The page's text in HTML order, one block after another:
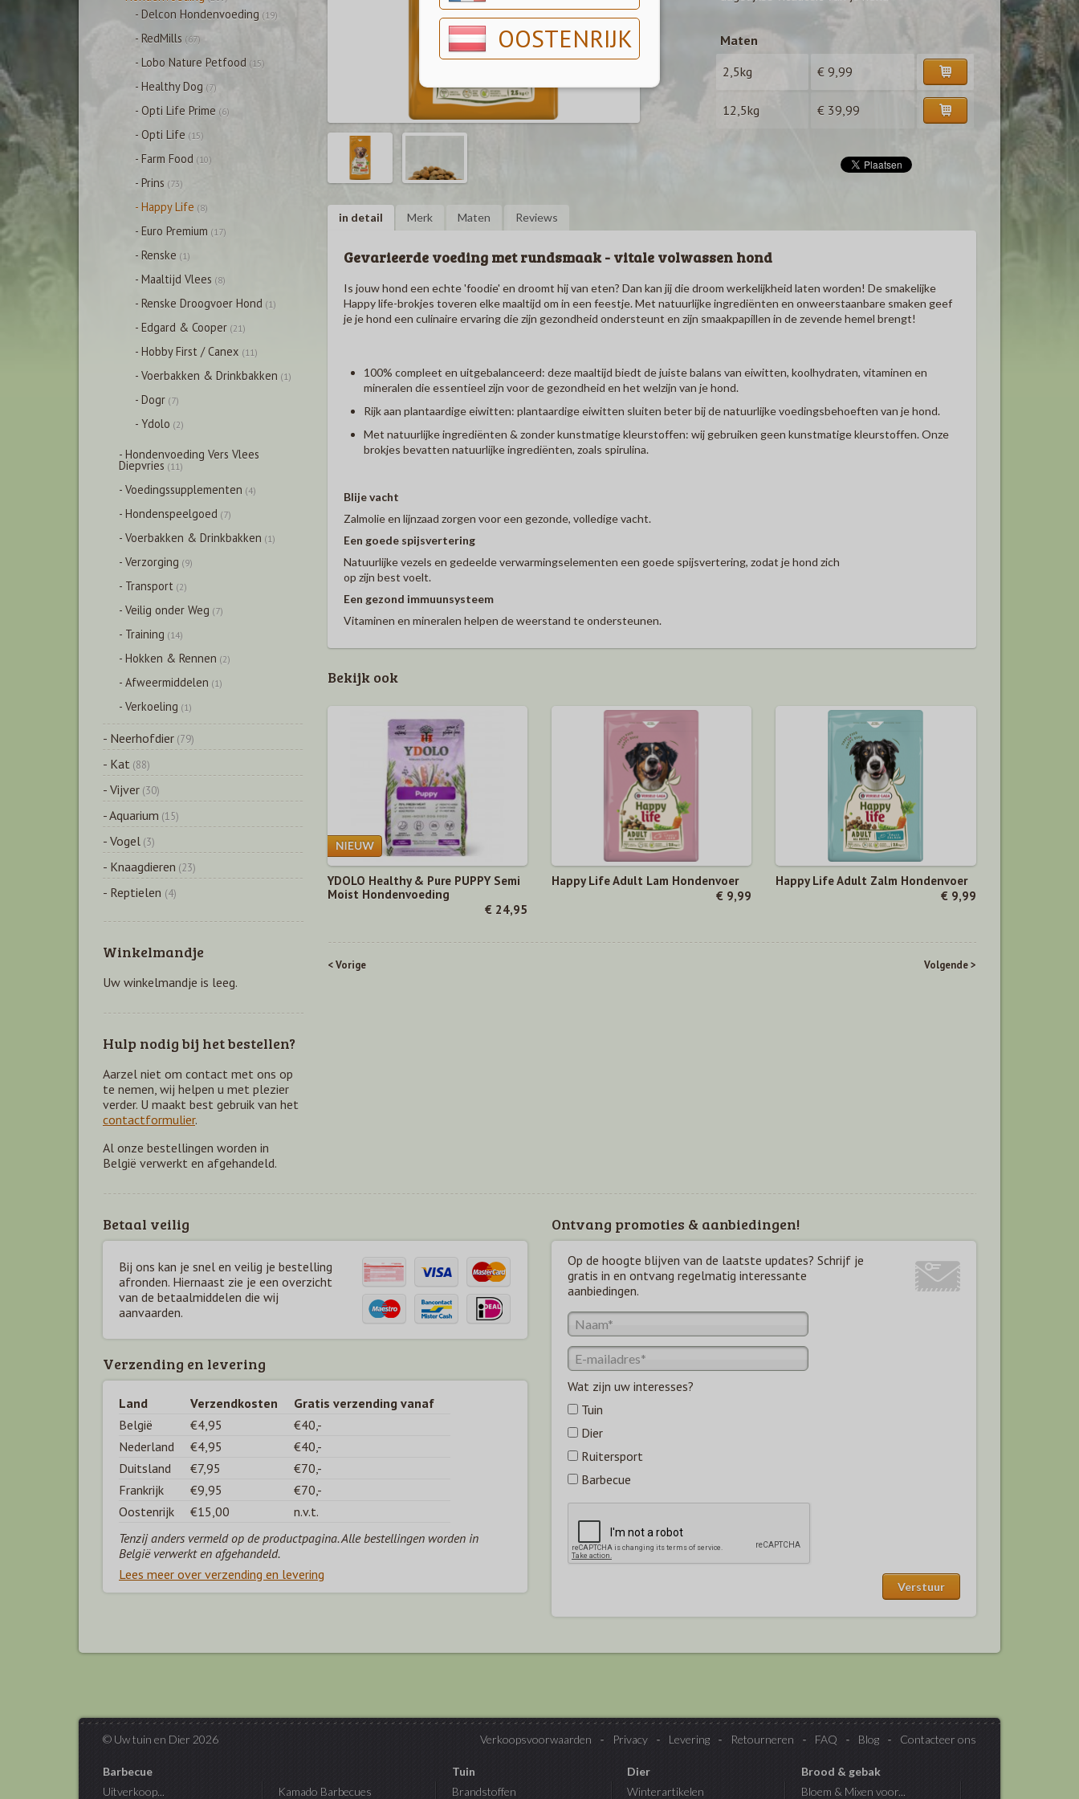
OOSTENRIJK
Maten
2,5kg
€ 9,99
12,5kg € 39,99
in detail Merk Maten Reviews
Gevarieerde voeding met rundsmaak - vitale volwassen hond
Is jouw hond een echte 'foodie' en droomt hij van eten? Dan kan jij die droom werkelijkheid laten worden! De smakelijke
Happy life-brokjes toveren elke maaltijd om in een feestje. Met natuurlijke ingrediënten en onweerstaanbare smaken geef
je je hond een culinaire ervaring die zijn gezondheid ondersteunt en zijn smaakpapillen in de zevende hemel brengt!
100% compleet en uitgebalanceerd: deze maaltijd biedt de juiste balans van eiwitten, koolhydraten, vitaminen en
mineralen die essentieel zijn voor de gezondheid en het welzijn van je hond.
Rijk aan plantaardige eiwitten: plantaardige eiwitten sluiten beter bij de natuurlijke voedingsbehoeften van je hond.
Met natuurlijke ingrediënten & zonder kunstmatige kleurstoffen: wij gebruiken geen kunstmatige kleurstoffen. Onze
brokjes bevatten natuurlijke ingrediënten, zoals spirulina.
Blije vacht
Zalmolie en lijnzaad zorgen voor een gezonde, volledige vacht.
Een goede spijsvertering
Natuurlijke vezels en gedeelde verwarmingselementen een goede spijsvertering, zodat je hond zich
op zijn best voelt.
Een gezond immuunsysteem
Vitaminen en mineralen helpen de weerstand te ondersteunen.
Bekijk ook
YDOLO Healthy & Pure PUPPY Semi
Moist Hondenvoeding
€ 24,95
Happy Life Adult Lam Hondenvoer
€ 9,99
Happy Life Adult Zalm Hondenvoer
€ 9,99
< Vorige Volgende >
- Delcon Hondenvoeding (19)
- RedMills (67)
- Lobo Nature Petfood (15)
- Healthy Dog (7)
- Opti Life Prime (6)
- Opti Life (15)
- Farm Food (10)
- Prins (73)
- Happy Life (8)
- Euro Premium (17)
- Renske (1)
- Maaltijd Vlees (8)
- Renske Droogvoer Hond (1)
- Edgard & Cooper (21)
- Hobby First / Canex (11)
- Voerbakken & Drinkbakken (1)
- Dogr (7)
- Ydolo (2)
- Hondenvoeding Vers Vlees
Diepvries (11)
- Voedingssupplementen (4)
- Hondenspeelgoed (7)
- Voerbakken & Drinkbakken (1)
- Verzorging (9)
- Transport (2)
- Veilig onder Weg (7)
- Training (14)
- Hokken & Rennen (2)
- Afweermiddelen (1)
- Verkoeling (1)
- Neerhofdier (79)
- Kat (88)
- Vijver (30)
- Aquarium (15)
- Vogel (3)
- Knaagdieren (23)
- Reptielen (4)
Winkelmandje
Uw winkelmandje is leeg.
Hulp nodig bij het bestellen?
Aarzel niet om contact met ons op
te nemen, wij helpen u met plezier
verder. U maakt best gebruik van het
contactformulier.
Al onze bestellingen worden in
België verwerkt en afgehandeld.
Betaal veilig
Bij ons kan je snel en veilig je bestelling
afronden. Hiernaast zie je een overzicht
van de betaalmiddelen die wij
aanvaarden.
Ontvang promoties & aanbiedingen!
Op de hoogte blijven van de laatste updates? Schrijf je
gratis in en ontvang regelmatig interessante
aanbiedingen.
Wat zijn uw interesses?
Tuin
Dier
Ruitersport
Barbecue
Verzending en levering
Land Verzendkosten
Gratis verzending vanaf
België
€4,95
€40,-
Nederland
€4,95
€40,-
Duitsland
€7,95
€70,-
Frankrijk
€9,95
€70,-
Oostenrijk
€15,00
n.v.t.
Tenzij anders vermeld op de productpagina. Alle bestellingen worden in
België verwerkt en afgehandeld.
Lees meer over verzending en levering
© Uw tuin en Dier 2026 Verkoopsvoorwaarden Privacy Levering Retourneren FAQ Blog Contacteer ons
Barbecue
Uitverkoop...
Kamado Barbecues
Tuin
Brandstoffen
Dier
Winterartikelen
Brood & gebak
Bloem & Mixen voor...